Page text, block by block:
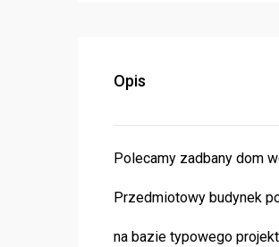
Opis
Polecamy zadbany dom
Przedmiotowy budynek
na bazie typowego